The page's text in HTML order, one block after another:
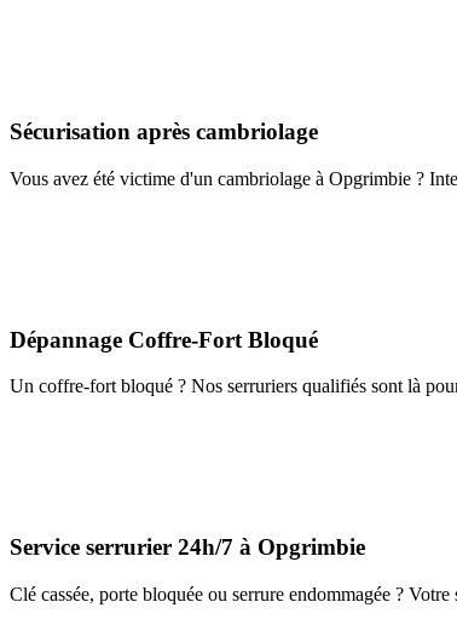
Sécurisation après cambriolage
Vous avez été victime d'un cambriolage à Opgrimbie ?
Dépannage Coffre-Fort Bloqué
Un coffre-fort bloqué ? Nos serruriers qualifiés sont là
Service serrurier 24h/7 à Opgrimbie
Clé cassée, porte bloquée ou serrure endommagée ?